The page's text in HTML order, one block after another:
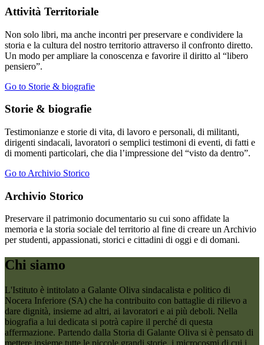
Attività Territoriale
Non solo libri, ma anche incontri per preservare e condividere la
storia e la cultura del nostro territorio attraverso il confronto diretto.
Un modo per ampliare la conoscenza e favorire il diritto al “libero
pensiero”.
Go to Storie & biografie
Storie & biografie
Testimonianze e storie di vita, di lavoro e personali, di militanti,
dirigenti sindacali, lavoratori o semplici testimoni di eventi, di fatti e
di momenti particolari, che dia l’impressione del “visto da dentro”.
Go to Archivio Storico
Archivio Storico
Preservare il patrimonio documentario su cui sono affidate la
memoria e la storia sociale del territorio al fine di creare un Archivio
per studenti, appassionati, storici e cittadini di oggi e di domani.
Chi siamo
L'Istituto è intitolato a Galante Oliva sindacalista e politico di
Nocera Inferiore (SA) che ha contribuito con battaglie di rilievo a
dare dignità, insieme ad altri, ai lavoratori e ai più deboli. Nella
biografia a lui dedicata si potrà capire il perché di questa
affermazione. Partendo dalla Storia di Galante Oliva si è pensato di